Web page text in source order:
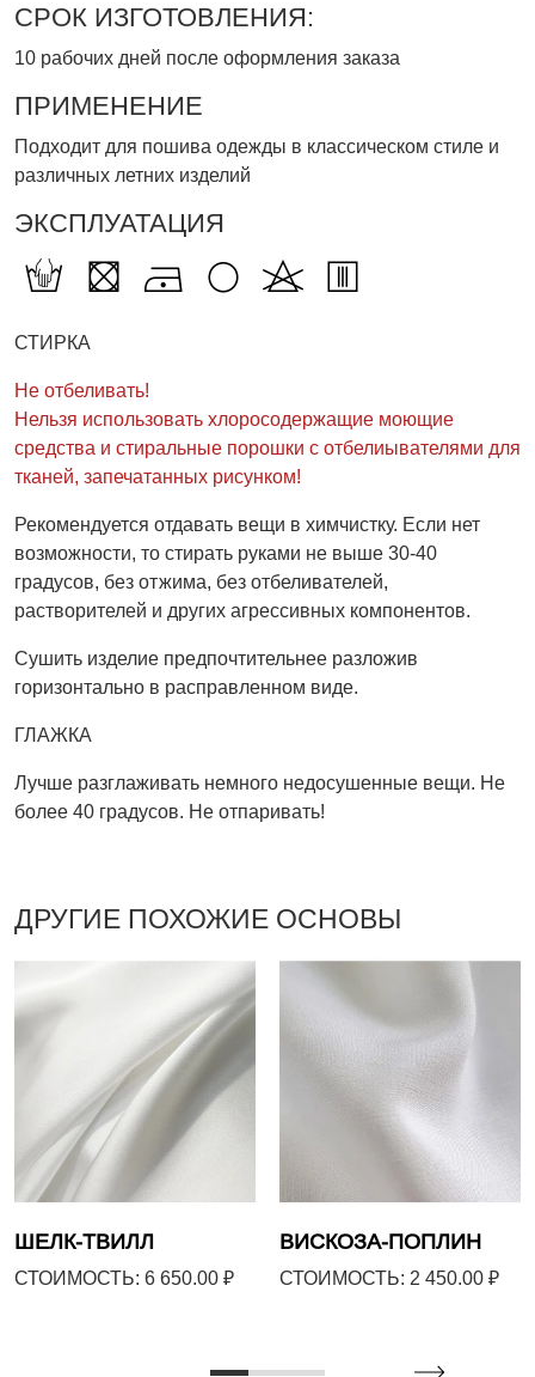
СРОК ИЗГОТОВЛЕНИЯ:
10 рабочих дней после оформления заказа
ПРИМЕНЕНИЕ
Подходит для пошива одежды в классическом стиле и
различных летних изделий
ЭКСПЛУАТАЦИЯ
СТИРКА
Не отбеливать!
Нельзя использовать хлоросодержащие моющие
средства и стиральные порошки с отбелиывателями для
тканей, запечатанных рисунком!
Рекомендуется отдавать вещи в химчистку. Если нет
возможности, то стирать руками не выше 30-40
градусов, без отжима, без отбеливателей,
растворителей и других агрессивных компонентов.
Сушить изделие предпочтительнее разложив
горизонтально в расправленном виде.
ГЛАЖКА
Лучше разглаживать немного недосушенные вещи. Не
более 40 градусов. Не отпаривать!
ДРУГИЕ ПОХОЖИЕ ОСНОВЫ
ШЕЛК-ТВИЛЛ
СТОИМОСТЬ: 6 650.00 ₽
ВИСКОЗА-ПОПЛИН
СТОИМОСТЬ: 2 450.00 ₽